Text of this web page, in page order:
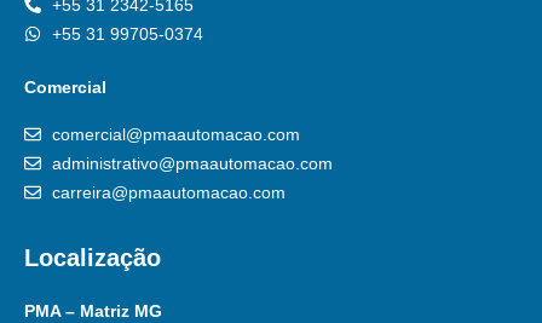
+55 31 2342-5165
+55 31 99705-0374
Comercial
comercial@pmaautomacao.com
administrativo@pmaautomacao.com
carreira@pmaautomacao.com
Localização
PMA – Matriz MG